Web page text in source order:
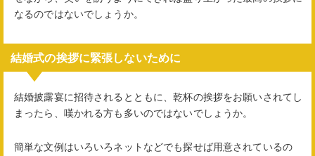
なるのではないでしょうか。
結婚式の挨拶に緊張しないために
結婚披露宴に招待されるとともに、乾杯の挨拶をお願いされてし
まったら、嘆かれる方も多いのではないでしょうか。
簡単な文例はいろいろネットなどでも探せば用意されているの